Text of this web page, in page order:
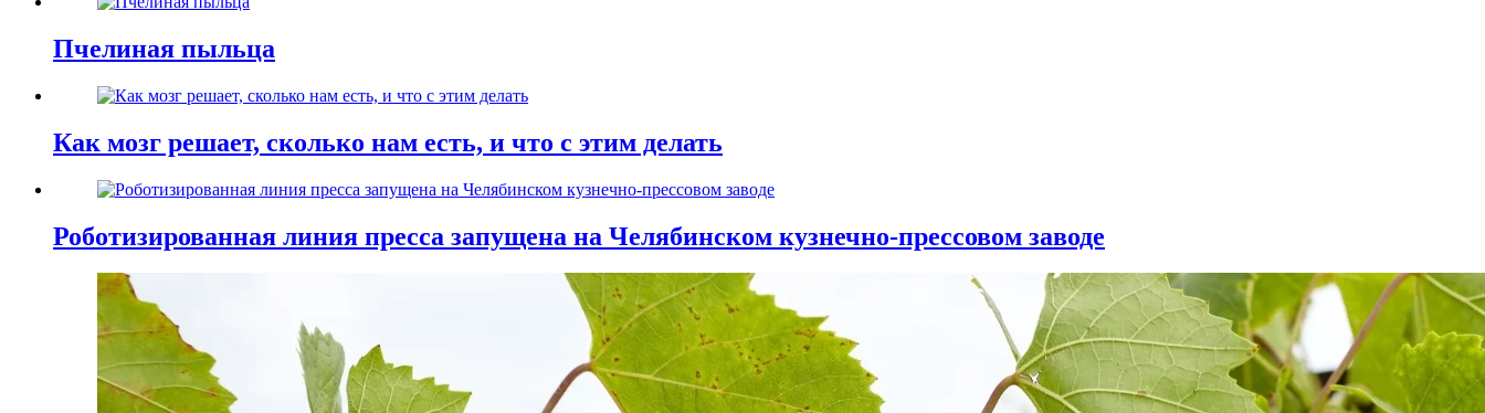
Пчелиная пыльца
Как мозг решает, сколько нам есть, и что с этим делать
Роботизированная линия пресса запущена на Челябинском кузнечно-прессовом заводе